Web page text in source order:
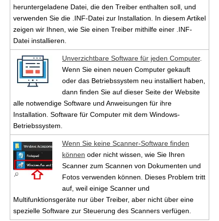
heruntergeladene Datei, die den Treiber enthalten soll, und
verwenden Sie die .INF-Datei zur Installation. In diesem Artikel
zeigen wir Ihnen, wie Sie einen Treiber mithilfe einer .INF-
Datei installieren.
Unverzichtbare Software für jeden Computer.
Wenn Sie einen neuen Computer gekauft
oder das Betriebssystem neu installiert haben,
dann finden Sie auf dieser Seite der Website
alle notwendige Software und Anweisungen für ihre
Installation. Software für Computer mit dem Windows-
Betriebssystem.
Wenn Sie keine Scanner-Software finden
können oder nicht wissen, wie Sie Ihren
Scanner zum Scannen von Dokumenten und
Fotos verwenden können. Dieses Problem tritt
auf, weil einige Scanner und
Multifunktionsgeräte nur über Treiber, aber nicht über eine
spezielle Software zur Steuerung des Scanners verfügen.